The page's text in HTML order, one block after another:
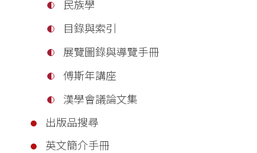
民族學
目錄與索引
展覽圖錄與導覽手冊
傅斯年講座
漢學會議論文集
出版品搜尋
英文簡介手冊